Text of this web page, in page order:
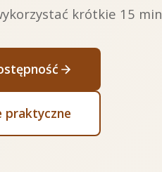
krótkie 15
praktyczne